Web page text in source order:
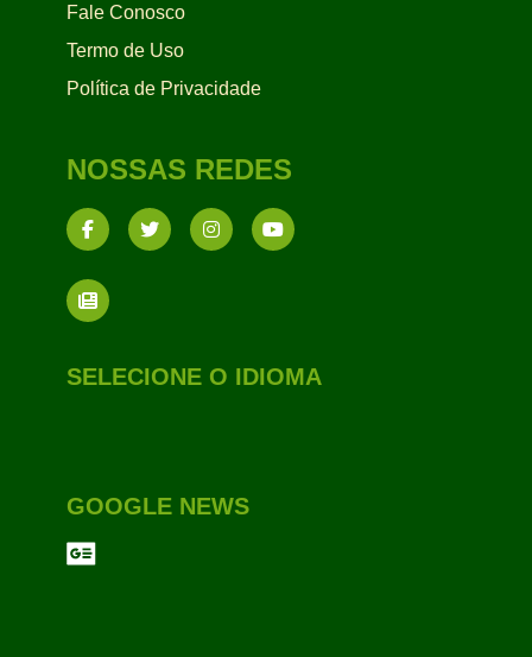
Fale Conosco
Termo de Uso
Política de Privacidade
NOSSAS REDES
SELECIONE O IDIOMA
GOOGLE NEWS